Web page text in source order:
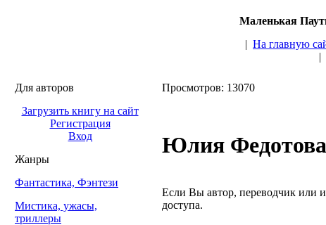
Маленькая
| На главную
|
Для авторов
Загрузить книгу на сайт
Регистрация
Вход
Жанры
Фантастика, Фэнтези
Мистика, ужасы,
триллеры
Просмотров: 13070
Юлия Федотова
Если Вы автор, переводчик или
доступа.